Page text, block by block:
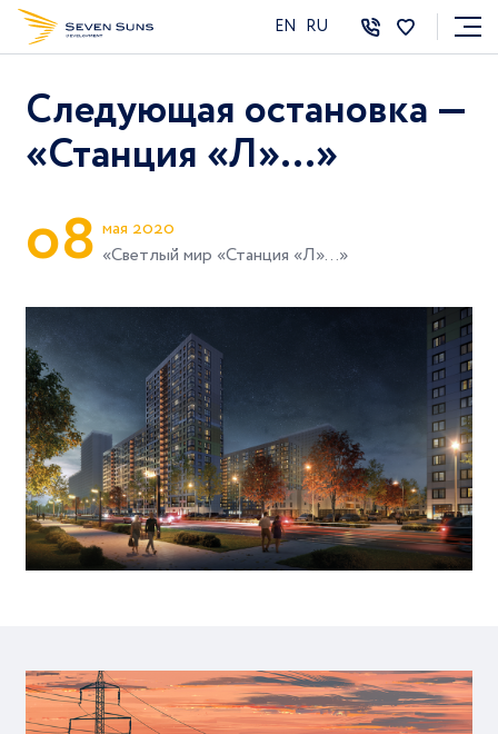
EN RU
Следующая остановка —
«Станция «Л»…»
08 мая 2020
«Светлый мир «Станция «Л»…»